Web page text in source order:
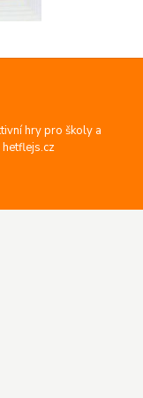
hry pro školy a